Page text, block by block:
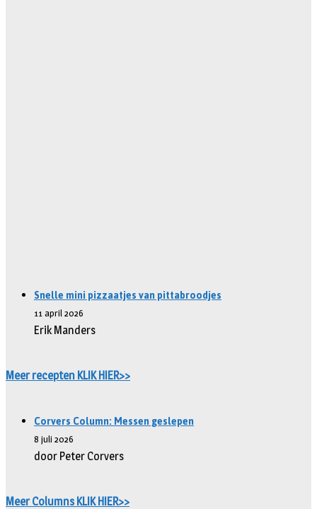
Snelle mini pizzaatjes van pittabroodjes
11 april 2026
Erik Manders
Meer recepten KLIK HIER>>
Corvers Column: Messen geslepen
8 juli 2026
door Peter Corvers
Meer Columns KLIK HIER>>